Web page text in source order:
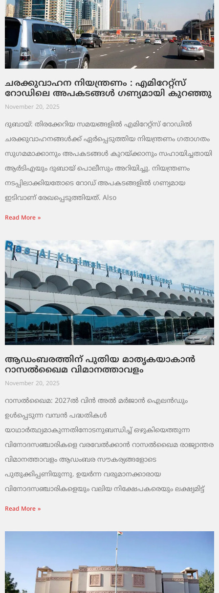
ചരക്കുവാഹന നിയന്ത്രണം : എമിറേറ്റ്സ്
റോഡിലെ അപകടങ്ങൾ ഗണ്യമായി കുറഞ്ഞു
November 20, 2025
ദുബായ്: തിരക്കേറിയ സമയങ്ങളിൽ എമിറേറ്റ്സ് റോഡിൽ
ചരക്കുവാഹനങ്ങൾക്ക് ഏർപ്പെടുത്തിയ നിയന്ത്രണം ഗതാഗതം
സുഗമമാക്കാനും അപകടങ്ങൾ കുറയ്ക്കാനും സഹായിച്ചതായി
ആർടിഎയും ദുബായ് പൊലീസും അറിയിച്ചു. നിയന്ത്രണം
നടപ്പിലാക്കിയതോടെ റോഡ് അപകടങ്ങളിൽ ഗണ്യമായ
ഇടിവാണ് രേഖപ്പെടുത്തിയത്. Also
Read More »
ആഡംബരത്തിന് പുതിയ മാതൃകയാകാൻ
റാസൽഖൈമ വിമാനത്താവളം
November 20, 2025
റാസൽഖൈമ: 2027ൽ വിൻ അൽ മർജാൻ ഐലൻഡും
ഉൾപ്പെടുന്ന വമ്പൻ പദ്ധതികൾ
യാഥാർത്ഥ്യമാകുന്നതിനോടനുബന്ധിച്ച് ഒഴുകിയെത്തുന്ന
വിനോദസഞ്ചാരികളെ വരവേൽക്കാൻ റാസൽഖൈമ രാജ്യാന്തര
വിമാനത്താവളം ആഡംബര സൗകര്യങ്ങളോടെ
പുതുക്കിപ്പണിയുന്നു. ഉയർന്ന വരുമാനക്കാരായ
വിനോദസഞ്ചാരികളെയും വലിയ നിക്ഷേപകരെയും ലക്ഷ്യമിട്ട്
Read More »